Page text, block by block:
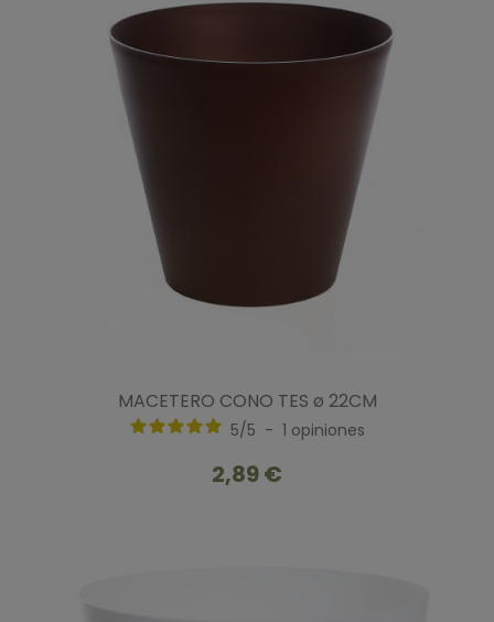
MACETERO CONO TES ø 22CM
5/5 - 1 opiniones
2,89 €